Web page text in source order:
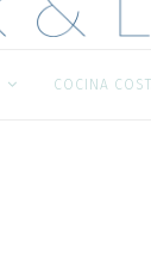
COCINA